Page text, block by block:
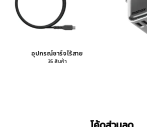
อุปกรณ์ชาร์จไร้สาย
35 สินค้า